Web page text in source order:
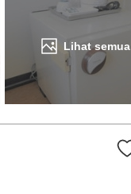
Lihat semua